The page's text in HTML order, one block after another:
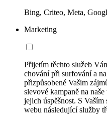
Bing, Criteo, Meta,
Marketing
Přijetím těchto služeb
chování při surfování a
přizpůsobené Vašim
slevové kampaně na
jejich úspěšnost. S
webu následující služby